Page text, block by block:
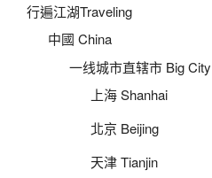
行遍江湖Traveling
中國 China
一线城市直辖市 Big City
上海 Shanhai
北京 Beijing
天津 Tianjin